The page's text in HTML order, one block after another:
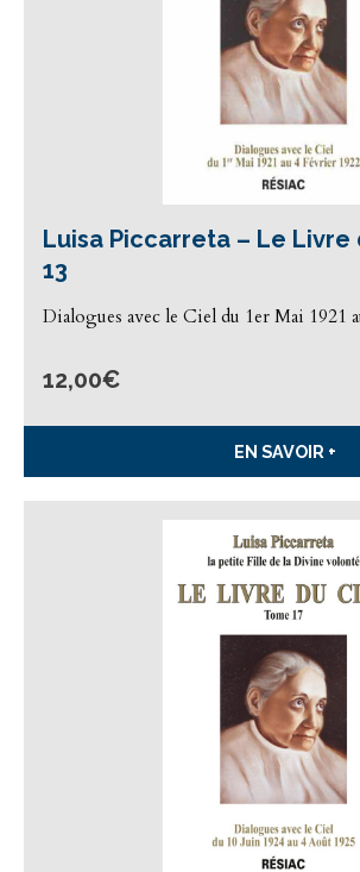
Luisa Piccarreta – Le Livre
13
Dialogues avec le Ciel du 1er Mai 1921
12,00€
EN SAVOIR +